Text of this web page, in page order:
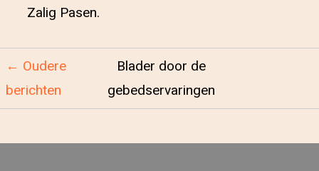
Zalig Pasen.
← Oudere
berichten
Blader door de
gebedservaringen